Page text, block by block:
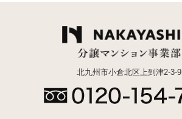
北九州市小倉北区上到津2-3-9